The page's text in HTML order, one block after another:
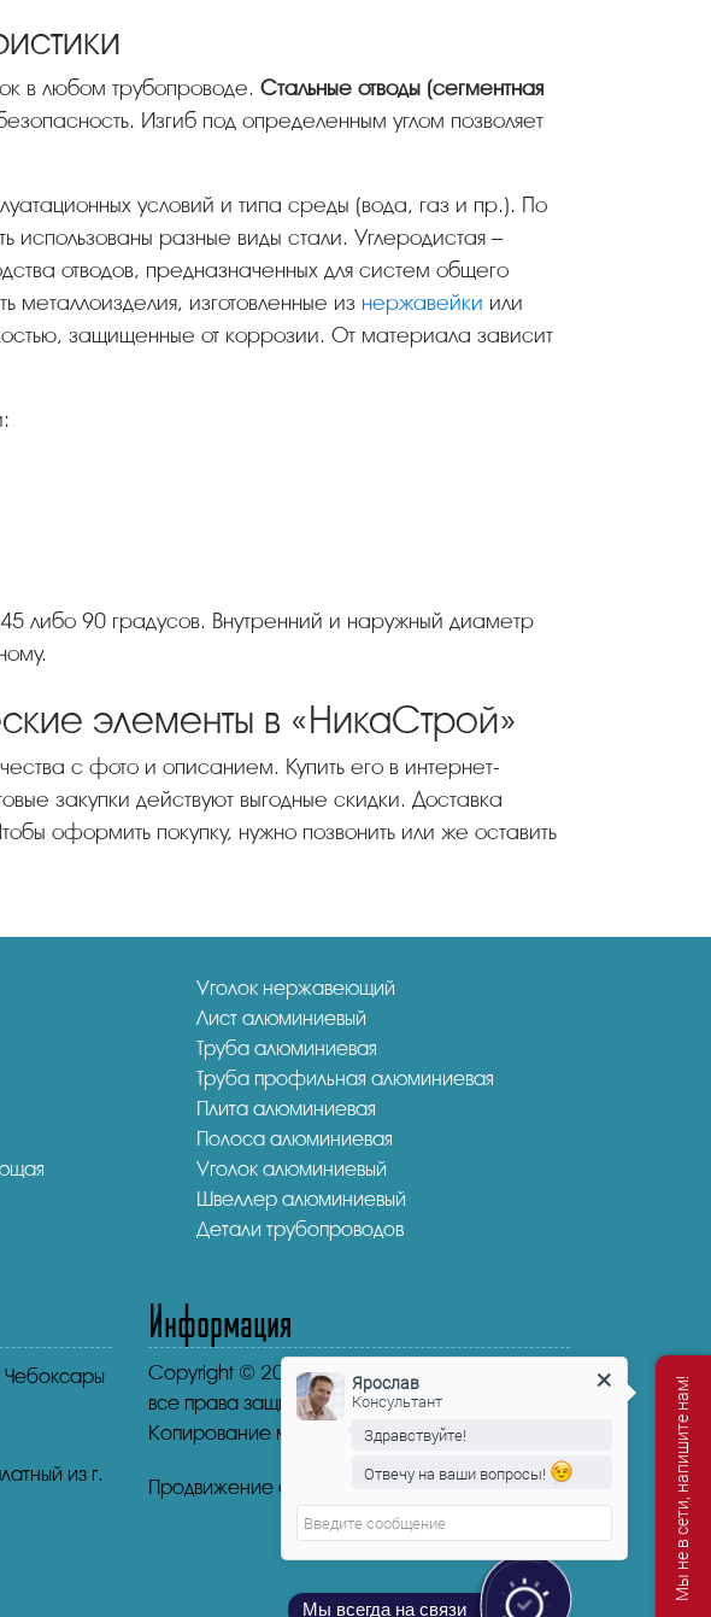
в любом трубопроводе. Стальные отводы (сегментная
Изгиб под определенным углом позволяет
использованы разные виды стали. Углеродистая –
отводов, предназначенных для систем общего
металлоизделия, изготовленные из нержавейки или
защищенные от коррозии. От материала зависит
элементы в «НикаСтрой»
с фото и описанием. Купить его в интернет-
закупки действуют выгодные скидки. Доставка
оформить покупку, нужно позвонить или же оставить
Уголок нержавеющий
Лист алюминиевый
Труба алюминиевая
Труба профильная алюминиевая
Плита алюминиевая
Полоса алюминиевая
Уголок алюминиевый
Швеллер алюминиевый
Детали трубопроводов
Чебоксары
из г.
Информация
Copyright © 2016-2026.
все права защищены.
Копирование материала запрещено.
Продвижение сайта от mosseo.ru
Мы всегда на связи
Мы не в сети, напишите нам!
Ярослав
Консультант
Здравствуйте!
Отвечу на ваши вопросы!
Ярославпечатает...